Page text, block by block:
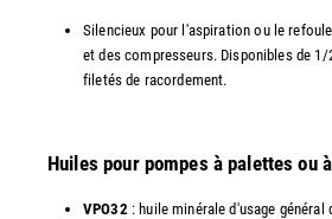
Silencieux pour l'aspiration ou le
et des compresseurs. Disponibles de 1/
filetés de racordement.
Huiles pour pompes à palettes ou
VPO32 : huile minérale d'usage